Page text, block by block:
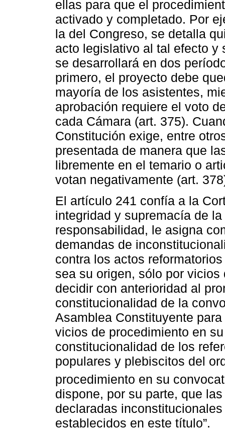
ellas para que el
activado y completado. Por
la del Congreso, se detalla
acto legislativo al tal efecto y
se desarrollará en dos
primero, el proyecto debe
mayoría de los asistentes,
aprobación requiere el voto
cada Cámara (art. 375).
Constitución exige, entre
presentada de manera que
libremente en el temario o
votan negativamente (art.
El artículo 241 confía a la
integridad y supremacía de
responsabilidad, le asigna
demandas de
contra los actos
sea su origen, sólo por
decidir con anterioridad al
constitucionalidad de la
Asamblea Constituyente
vicios de procedimiento en
constitucionalidad de los
populares y plebiscitos del
procedimiento en su
dispone, por su parte, que
declaradas
establecidos en este título”.